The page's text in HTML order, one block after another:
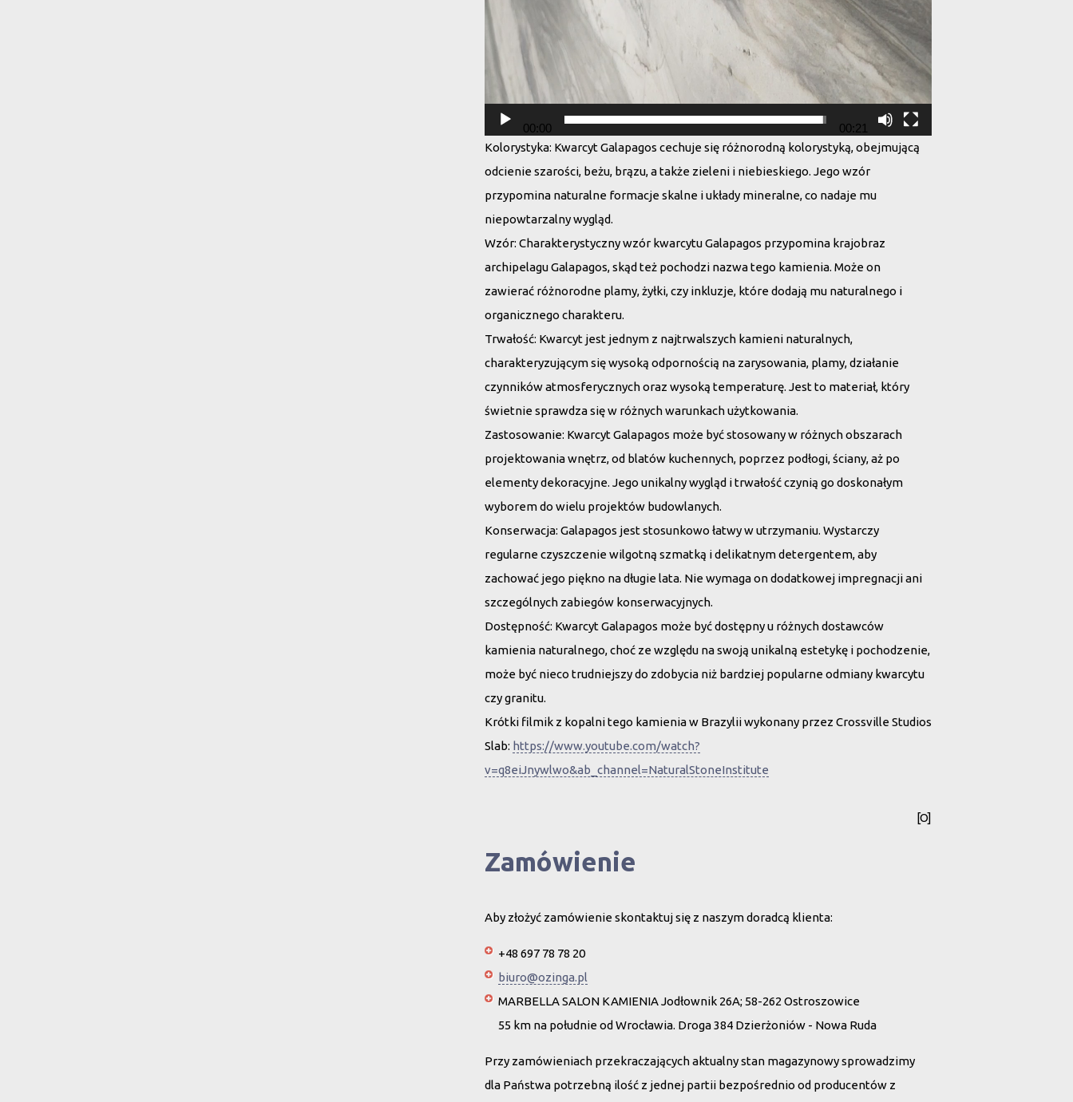
00:00
00:21
Kolorystyka: Kwarcyt Galapagos cechuje się różnorodną kolorystyką, obejmującą
odcienie szarości, beżu, brązu, a także zieleni i niebieskiego. Jego wzór
przypomina naturalne formacje skalne i układy mineralne, co nadaje mu
niepowtarzalny wygląd.
Wzór: Charakterystyczny wzór kwarcytu Galapagos przypomina krajobraz
archipelagu Galapagos, skąd też pochodzi nazwa tego kamienia. Może on
zawierać różnorodne plamy, żyłki, czy inkluzje, które dodają mu naturalnego i
organicznego charakteru.
Trwałość: Kwarcyt jest jednym z najtrwalszych kamieni naturalnych,
charakteryzującym się wysoką odpornością na zarysowania, plamy, działanie
czynników atmosferycznych oraz wysoką temperaturę. Jest to materiał, który
świetnie sprawdza się w różnych warunkach użytkowania.
Zastosowanie: Kwarcyt Galapagos może być stosowany w różnych obszarach
projektowania wnętrz, od blatów kuchennych, poprzez podłogi, ściany, aż po
elementy dekoracyjne. Jego unikalny wygląd i trwałość czynią go doskonałym
wyborem do wielu projektów budowlanych.
Konserwacja: Galapagos jest stosunkowo łatwy w utrzymaniu. Wystarczy
regularne czyszczenie wilgotną szmatką i delikatnym detergentem, aby
zachować jego piękno na długie lata. Nie wymaga on dodatkowej impregnacji ani
szczególnych zabiegów konserwacyjnych.
Dostępność: Kwarcyt Galapagos może być dostępny u różnych dostawców
kamienia naturalnego, choć ze względu na swoją unikalną estetykę i pochodzenie,
może być nieco trudniejszy do zdobycia niż bardziej popularne odmiany kwarcytu
czy granitu.
Krótki filmik z kopalni tego kamienia w Brazylii wykonany przez Crossville Studios
Slab: https://www.youtube.com/watch?
v=q8eiJnywlwo&ab_channel=NaturalStoneInstitute
[O]
Zamówienie
Aby złożyć zamówienie skontaktuj się z naszym doradcą klienta:
+48 697 78 78 20
biuro@ozinga.pl
MARBELLA SALON KAMIENIA Jodłownik 26A; 58-262 Ostroszowice
55 km na południe od Wrocławia. Droga 384 Dzierżoniów - Nowa Ruda
Przy zamówieniach przekraczających aktualny stan magazynowy sprowadzimy
dla Państwa potrzebną ilość z jednej partii bezpośrednio od producentów z